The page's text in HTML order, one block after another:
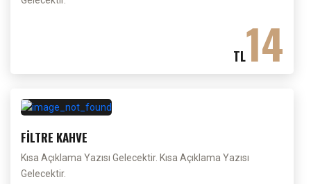
TL14
FİLTRE KAHVE
Kısa Açıklama Yazısı Gelecektir. Kısa Açıklama Yazısı
Gelecektir.